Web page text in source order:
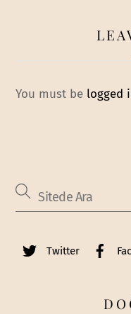
You must be logged
Twitter